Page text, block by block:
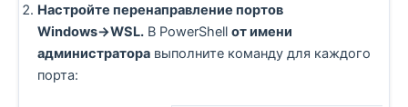
Настройте перенаправление портов
Windows→WSL. В PowerShell от имени
администратора выполните команду для каждого
порта: